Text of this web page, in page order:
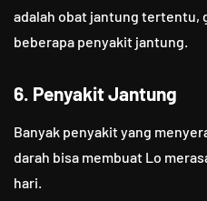
adalah obat jantung tertentu,
beberapa penyakit jantung.
6. Penyakit Jantung
Banyak penyakit yang
darah bisa membuat Lo
hari.